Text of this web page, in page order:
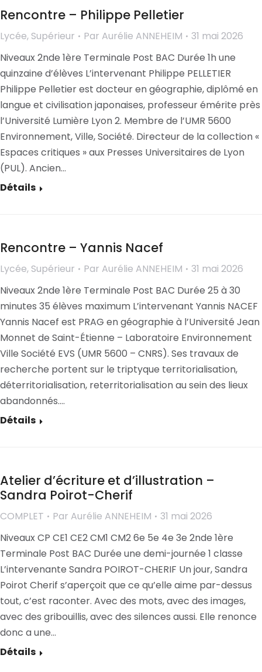
Rencontre – Philippe Pelletier
Lycée, Supérieur Par Aurélie ANNEHEIM
31 mai 2026
Niveaux 2nde 1ère Terminale Post BAC Durée 1h une
quinzaine d’élèves L’intervenant Philippe PELLETIER
Philippe Pelletier est docteur en géographie, diplômé en
langue et civilisation japonaises, professeur émérite près
l’Université Lumière Lyon 2. Membre de l’UMR 5600
Environnement, Ville, Société. Directeur de la collection «
Espaces critiques » aux Presses Universitaires de Lyon
(PUL). Ancien…
Détails
Rencontre – Yannis Nacef
Lycée, Supérieur Par Aurélie ANNEHEIM
31 mai 2026
Niveaux 2nde 1ère Terminale Post BAC Durée 25 à 30
minutes 35 élèves maximum L’intervenant Yannis NACEF
Yannis Nacef est PRAG en géographie à l’Université Jean
Monnet de Saint-Étienne – Laboratoire Environnement
Ville Société EVS (UMR 5600 – CNRS). Ses travaux de
recherche portent sur le triptyque territorialisation,
déterritorialisation, reterritorialisation au sein des lieux
abandonnés.…
Détails
Atelier d’écriture et d’illustration –
Sandra Poirot-Cherif
COMPLET Par Aurélie ANNEHEIM
31 mai 2026
Niveaux CP CE1 CE2 CM1 CM2 6e 5e 4e 3e 2nde 1ère
Terminale Post BAC Durée une demi-journée 1 classe
L’intervenante Sandra POIROT-CHERIF Un jour, Sandra
Poirot Cherif s’aperçoit que ce qu’elle aime par-dessus
tout, c’est raconter. Avec des mots, avec des images,
avec des gribouillis, avec des silences aussi. Elle renonce
donc a une…
Détails